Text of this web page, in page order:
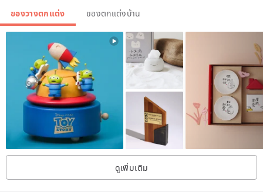
ของวางตกแต่ง ของตกแต่งบ้าน
ดูเพิ่มเติม